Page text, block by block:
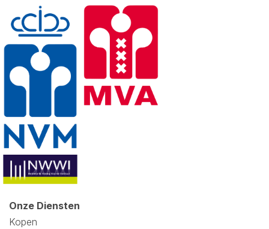
Onze Diensten
Kopen